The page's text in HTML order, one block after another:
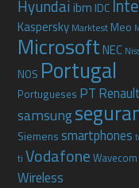
Hyundai ibm IDC
Kaspersky Marktest Meo
MicrosoftNEC
NOS Portugal
Portugueses PT Renault
samsung
Siemenssmartphones
ti Vodafone Wavecom
Wireless